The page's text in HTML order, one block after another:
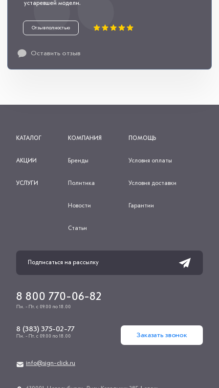
Оставить отзыв
устаревшей модели.
Отзыв полностью
КАТАЛОГ
АКЦИИ
УСЛУГИ
КОМПАНИЯ
Бренды
Политика
Новости
Статьи
ПОМОЩЬ
Условия оплаты
Условия доставки
Гарантии
8 800 770-06-82
Пн. - Пт. с 09.00 по 18.00
8 (383) 375-02-77
Пн. - Пт. с 09.00 по 18.00 Заказать звонок
info@sign-click.ru